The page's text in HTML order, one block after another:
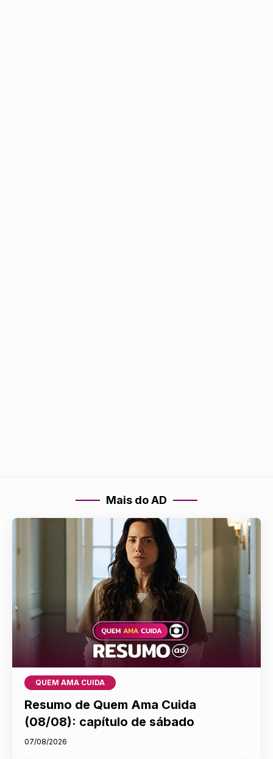
Mais do AD
QUEM AMA CUIDA
Resumo de Quem Ama Cuida
(08/08): capítulo de sábado
07/08/2026